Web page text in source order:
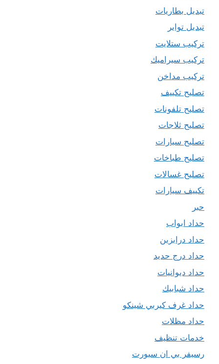
تبديل بطاريات
تبديل تواير
تركيب ستلايت
تركيب سيراميك
تركيب مداخن
تصليح تكييف
تصليح تلفونات
تصليح ثلاجات
تصليح سيارات
تصليح طباخات
تصليح غسالات
تكييف سيارات
حبر
حداد ابواب
حداد درابزين
حداد درج حديد
حداد ديوانيات
حداد شبابيك
حداد غرف كيربي شينكو
حداد مظلات
خدمات تنظيف
رسيفر بي ان سبورت